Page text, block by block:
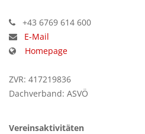
+43 6769 614 600
E-Mail
Homepage
ZVR: 417219836
Dachverband: ASVÖ
Vereinsaktivitäten